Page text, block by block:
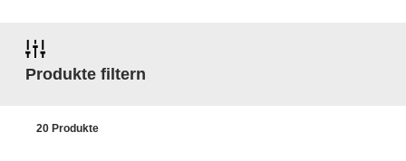
Produkte filtern
20 Produkte